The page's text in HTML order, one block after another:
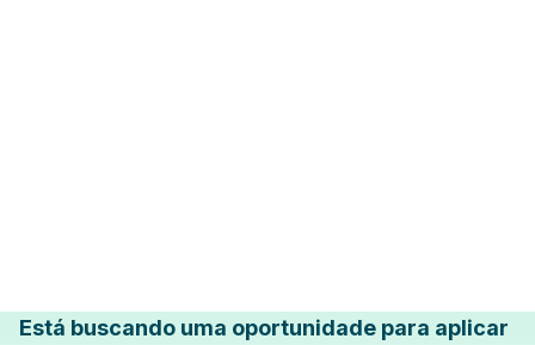
Está buscando uma oportunidade para aplicar